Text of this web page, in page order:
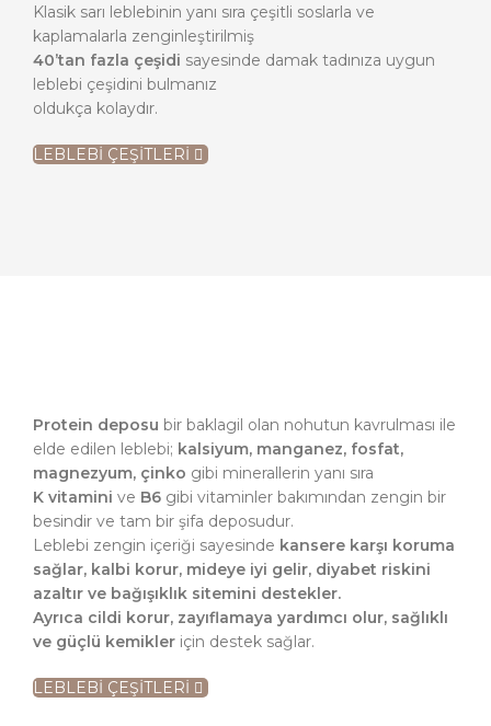
Klasik sarı leblebinin yanı sıra çeşitli soslarla ve
kaplamalarla zenginleştirilmiş
40’tan fazla çeşidi sayesinde damak tadınıza uygun
leblebi çeşidini bulmanız
oldukça kolaydır.
LEBLEBİ ÇEŞİTLERİ
Protein deposu bir baklagil olan nohutun kavrulması ile
elde edilen leblebi; kalsiyum, manganez, fosfat,
magnezyum, çinko gibi minerallerin yanı sıra
K vitamini ve B6 gibi vitaminler bakımından zengin bir
besindir ve tam bir şifa deposudur.
Leblebi zengin içeriği sayesinde kansere karşı koruma
sağlar, kalbi korur, mideye iyi gelir, diyabet riskini
azaltır ve bağışıklık sitemini destekler.
Ayrıca cildi korur, zayıflamayayardımcı olur, sağlıklı
ve güçlü kemikler için destek sağlar.
LEBLEBİ ÇEŞİTLERİ